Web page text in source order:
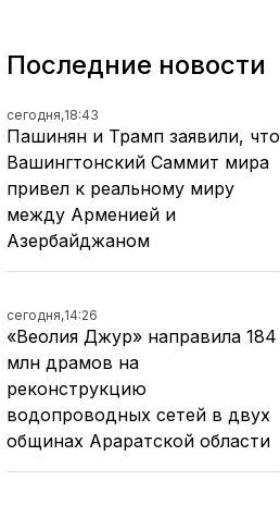
Последние новости
сегодня,18:43
Пашинян и Трамп заявили, что
Вашингтонский Саммит мира
привел к реальному миру
между Арменией и
Азербайджаном
сегодня,14:26
«Веолия Джур» направила 184
млн драмов на
реконструкцию
водопроводных сетей в двух
общинах Араратской области